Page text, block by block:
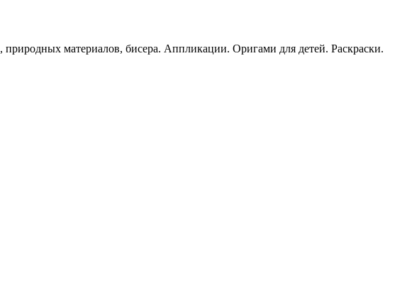
природных материалов, бисера. Аппликации. Оригами для детей. Раскраски.